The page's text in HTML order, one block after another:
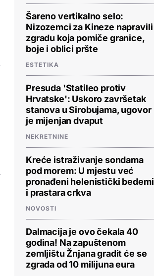
Šareno vertikalno selo:
Nizozemci za Kineze napravili
zgradu koja pomiče granice,
boje i oblici pršte
ESTETIKA
Presuda 'Statileo protiv
Hrvatske': Uskoro završetak
stanova u Sirobujama, ugovor
je mijenjan dvaput
NEKRETNINE
Kreće istraživanje sondama
pod morem: U mjestu već
pronađeni helenistički bedemi
i prastara crkva
NOVOSTI
Dalmacija je ovo čekala 40
godina! Na zapuštenom
zemljištu Žnjana gradit će se
zgrada od 10 milijuna eura